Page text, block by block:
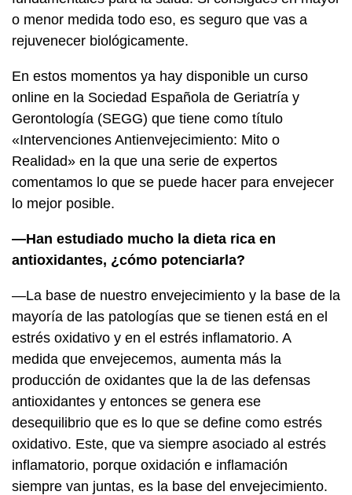
o menor medida todo eso, es seguro que vas a
rejuvenecer biológicamente.
En estos momentos ya hay disponible un curso
online en la Sociedad Española de Geriatría y
Gerontología (SEGG) que tiene como título
«Intervenciones Antienvejecimiento: Mito o
Realidad» en la que una serie de expertos
comentamos lo que se puede hacer para envejecer
lo mejor posible.
—Han estudiado mucho la dieta rica en
antioxidantes, ¿cómo potenciarla?
—La base de nuestro envejecimiento y la base de la
mayoría de las patologías que se tienen está en el
estrés oxidativo y en el estrés inflamatorio. A
medida que envejecemos, aumenta más la
producción de oxidantes que la de las defensas
antioxidantes y entonces se genera ese
desequilibrio que es lo que se define como estrés
oxidativo. Este, que va siempre asociado al estrés
inflamatorio, porque oxidación e inflamación
siempre van juntas, es la base del envejecimiento.